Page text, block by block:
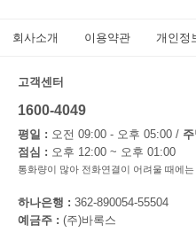
회사소개 이용약관 개인정
고객센터
1600-4049
평일 : 오전 09:00 - 오후 05:00 /
점심 : 오후 12:00 ~ 오후 01:00
통화량이 많아 전화연결이 어려울 때에
하나은행 : 362-890054-55504
예금주 : (주)바록스